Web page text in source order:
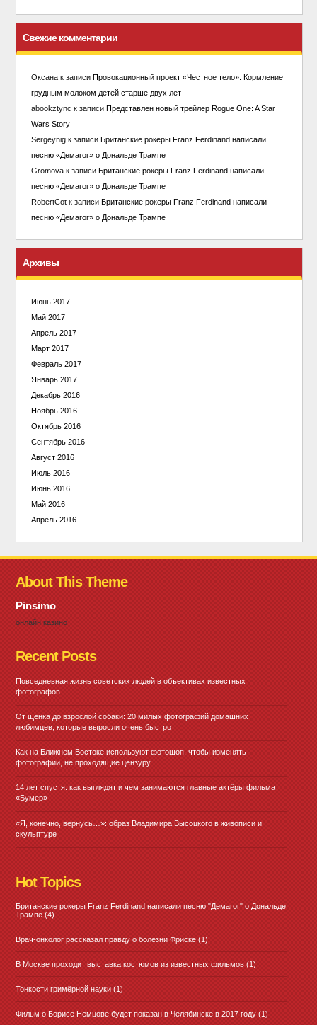
Свежие комментарии
Оксанак записи Провокационный проект «Честное тело»: Кормление
грудным молоком детей старше двух лет
abookztync к записи Представлен новый трейлер Rogue One: A Star
Wars Story
Sergeynigк записи Британские рокеры Franz Ferdinand написали
песню «Демагог» о Дональде Трампе
Gromovaк записи Британские рокеры Franz Ferdinand написали
песню «Демагог» о Дональде Трампе
RobertCotк записи Британские рокеры Franz Ferdinand написали
песню «Демагог» о Дональде Трампе
Архивы
Июнь 2017
Май 2017
Апрель 2017
Март 2017
Февраль 2017
Январь 2017
Декабрь 2016
Ноябрь 2016
Октябрь 2016
Сентябрь 2016
Август 2016
Июль 2016
Июнь 2016
Май 2016
Апрель 2016
About This Theme
Pinsimo
онлайн казино
Recent Posts
Повседневная жизнь советских людей в объективах известных
фотографов
От щенка до взрослой собаки: 20 милых фотографий домашних
любимцев, которые выросли очень быстро
Как на Ближнем Востоке используют фотошоп, чтобы изменять
фотографии, не проходящие цензуру
14 лет спустя: как выглядят и чем занимаются главные актёры фильма
«Бумер»
«Я, конечно, вернусь…»: образ Владимира Высоцкого в живописи и
скульптуре
Hot Topics
Британские рокеры Franz Ferdinand написали песню "Демагог" о Дональде
Трампе (4)
Врач-онколог рассказал правду о болезни Фриске (1)
В Москве проходит выставка костюмов из известных фильмов (1)
Тонкости гримёрной науки (1)
Фильм о Борисе Немцове будет показан в Челябинске в 2017 году (1)